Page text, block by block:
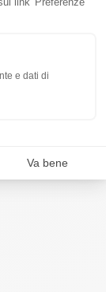
prevedere e
consente di
flussi dei
e la
in
struttura,
tecnologie